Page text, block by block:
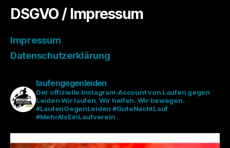
DSGVO / Impressum
Impressum
Datenschutzerklärung
laufengegenleiden
Der offizielle Instagram-Account von Laufen gegen
LeidenWir laufen. Wir helfen. Wir bewegen.
#LaufenGegenLeiden #GuteNachtLauf
#MehrAlsEinLaufverein